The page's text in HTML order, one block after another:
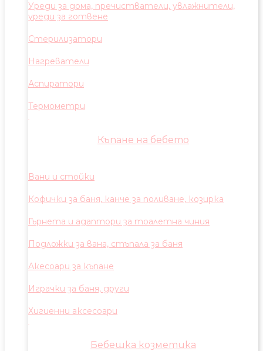
Уреди за дома, пречистватели, увлажнители,
уреди за готвене
Стерилизатори
Нагреватели
Аспиратори
Термометри
Къпане на бебето
Вани и стойки
Кофички за баня, канче за поливане, козирка
Гърнета и адаптори за тоалетна чиния
Подложки за вана, стъпала за баня
Акесоари за къпане
Играчки за баня, други
Хигиенни аксесоари
Бебешка козметика